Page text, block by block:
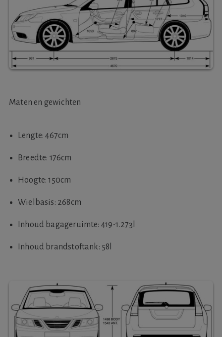
Maten en gewichten
Lengte: 467cm
Breedte: 176cm
Hoogte: 150cm
Wielbasis: 268cm
Inhoud bagageruimte: 419-1.273l
Inhoud brandstoftank: 58l